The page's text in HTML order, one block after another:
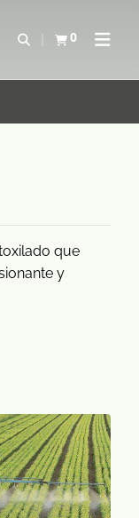
Abrir0
Ver carritoAbrir
que
y